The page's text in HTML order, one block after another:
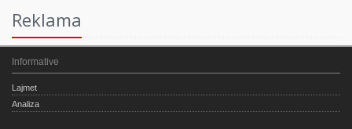
Reklama
Informative
Lajmet
Analiza